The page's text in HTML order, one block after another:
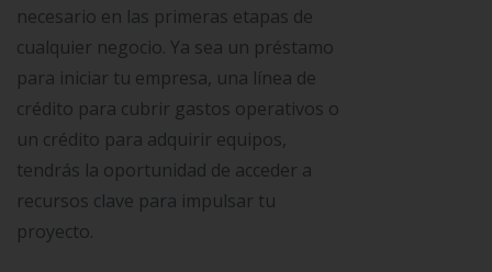
necesario en las primeras etapas de
cualquier negocio. Ya sea un préstamo
para iniciar tu empresa, una línea de
crédito para cubrir gastos operativos o
un crédito para adquirir equipos,
tendrás la oportunidad de acceder a
recursos clave para impulsar tu
proyecto.